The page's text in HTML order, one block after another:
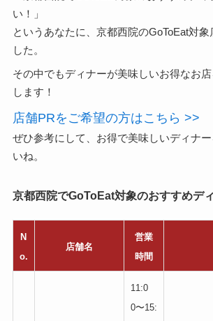
い！」
というあなたに、京都西院のGoToEat対象
した。
その中でもディナーが美味しいお得なお
します！
店舗PRをご希望の方はこちら >>
ぜひ参考にして、お得で美味しいディナ
いね。
京都西院でGoToEat対象のおすすめデ
N
o.
店舗名
営業
時間
11:0
0〜15: